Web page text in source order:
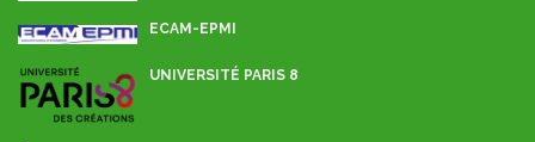
ECAM-EPMI
UNIVERSITÉ PARIS 8